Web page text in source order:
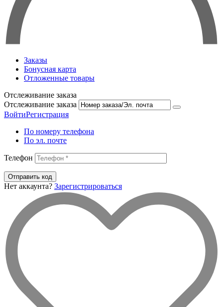
Заказы
Бонусная карта
Отложенные товары
Отслеживание заказа
Отслеживание заказа
ВойтиРегистрация
По номеру телефона
По эл. почте
Телефон
Отправить код
Нет аккаунта? Зарегистрироваться